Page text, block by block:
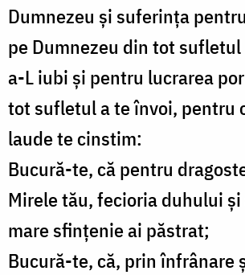
Dumnezeu şi suferinţa
pe Dumnezeu din tot
a-L iubi şi pentru lucrarea
tot sufletul a te învoi, pentru
laude te cinstim:
Bucură-te, că pentru
Mirele tău, fecioria duhului
mare sfinţenie ai păstrat;
Bucură-te, că, prin înfrânare